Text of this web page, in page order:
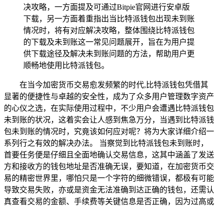
决攻略，一方面提及可通过Bitpie官网进行安卓版
下载，另一方面着重指出当比特派钱包出现未到账
情况时，将有对应解决攻略，整体围绕比特派钱包
的下载及未到账这一常见问题展开，旨在为用户提
供下载途径及解决未到账问题的方法，帮助用户更
顺畅地使用比特派钱包。
在当今加密货币交易愈发频繁的时代,比特派钱包凭借其
显著的便捷性与卓越的安全性，成为了众多用户管理数字资产
的心仪之选，在实际使用过程中，不少用户会遭遇比特派钱包
未到账的状况，这着实会让人感到焦急万分，当遇到比特派钱
包未到账的情况时，究竟该如何应对呢？将为大家详细介绍一
系列行之有效的解决办法。 当察觉到比特派钱包未到账时，
首要任务便是仔细且全面地确认交易信息，这其中涵盖了发送
方和接收方的钱包地址是否准确无误，要知道，在加密货币交
易的精密世界里，哪怕只是一个字符的细微错误，都极有可能
导致交易失败，亦或是资金无法准确到达正确的钱包，还需认
真查看交易的金额、手续费等关键信息是否正确，因为过高或